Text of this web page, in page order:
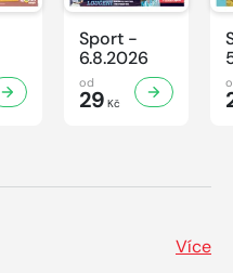
Sport -
6.8.2026
od
29 Kč
Více